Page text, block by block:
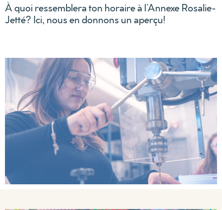
À quoi ressemblera ton horaire à l’Annexe Rosalie-
Jetté? Ici, nous en donnons un aperçu!